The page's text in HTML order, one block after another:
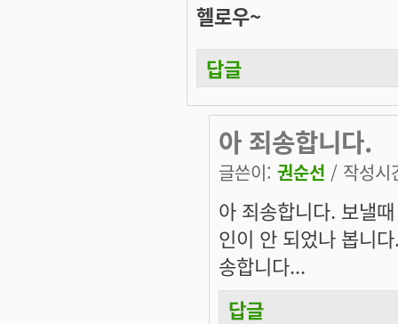
헬로우~
답글
아 죄송합니다.
글쓴이: 권순선 / 작성
아 죄송합니다. 보낼
인이 안 되었나 봅니
송합니다...
답글